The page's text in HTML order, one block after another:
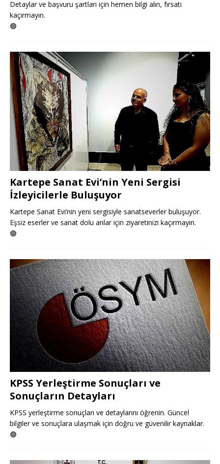
Detaylar ve başvuru şartları için hemen bilgi alın, fırsatı
kaçırmayın.
🟢
Kartepe Sanat Evi’nin Yeni Sergisi
İzleyicilerle Buluşuyor
Kartepe Sanat Evi’nin yeni sergisiyle sanatseverler buluşuyor.
Eşsiz eserler ve sanat dolu anlar için ziyaretinizi kaçırmayın.
🟢
KPSS Yerleştirme Sonuçları ve
Sonuçların Detayları
KPSS yerleştirme sonuçları ve detaylarını öğrenin. Güncel
bilgiler ve sonuçlara ulaşmak için doğru ve güvenilir kaynaklar.
🟢